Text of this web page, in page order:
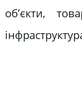
об’єкти,